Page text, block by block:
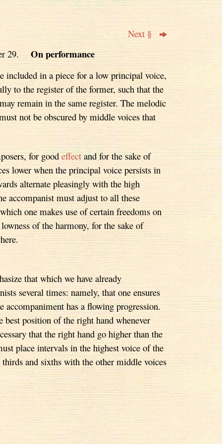
Next §
29. On performance
in a piece for a low principal voice,
to the register of the former, such that the
remain in the same register. The melodic
not be obscured by middle voices that
for goodeffectand for the sake of
lower when the principal voice persists in
alternate pleasingly with the high
accompanist must adjust to all these
one makes use of certain freedoms on
of the harmony, for the sake of
that which we have already
several times: namely, that one ensures
accompaniment has a flowing progression.
best position of the right hand whenever
that the right hand go higher than the
place intervals in the highest voice of the
and sixths with the other middle voices